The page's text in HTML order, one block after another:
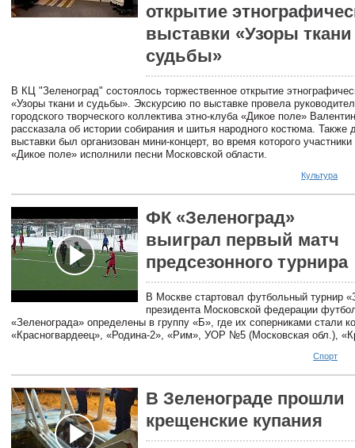
открытие
выставки «Узоры
судьбы»
В КЦ "Зеленоград" состоялось торжественное открытие
«Узоры ткани и судьбы». Экскурсию по выставке провела
городского творческого коллектива этно-клуба «Дикое поле»
рассказала об истории собирания и шитья народного костюма. Также
выставки был организован мини-концерт, во время которого участники
«Дикое поле» исполнили песни Московской области.
Культура
ФК «Зеленоград»
выиграл первый матч
предсезонного турнира
В Москве стартовал футбольный турнир
президента Московской федерации
«Зеленограда» определены в группу «Б», где их соперниками стали
«Красногвардеец», «Родина-2», «Рим», УОР №5 (Московская обл.),
Спорт
В Зеленограде прошли
крещенские купания